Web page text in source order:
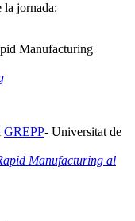
la jornada:
Manufacturing
GREPP- Universitat de
Manufacturing al